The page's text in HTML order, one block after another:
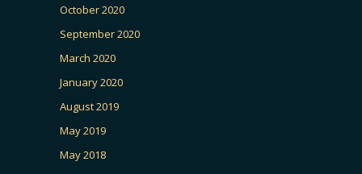
October 2020
September 2020
March 2020
January 2020
August 2019
May 2019
May 2018